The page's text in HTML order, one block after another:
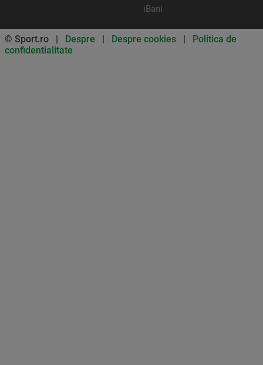
iBani
© Sport.ro | Despre | Despre cookies | Politica de
confidentialitate